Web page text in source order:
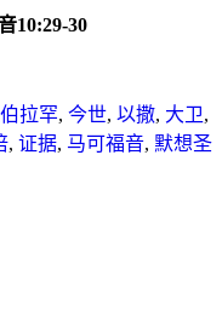
10:29-30
拉罕, 今世, 以撒, 大卫,
, 证据, 马可福音, 默想圣